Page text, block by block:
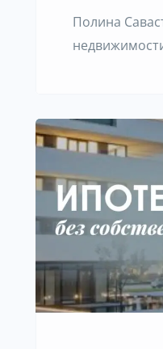
Полина
Просто в
и те же
снова и
ищет
пытается её
звонили
помогите,